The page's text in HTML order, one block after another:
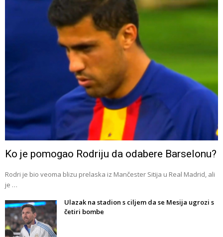
Ko je pomogao Rodriju da odabere Barselonu?
Rodri je bio veoma blizu prelaska iz Mančester Sitija u Real Madrid, ali
je …
Ulazak na stadion s ciljem da se Mesija ugrozi s
četiri bombe